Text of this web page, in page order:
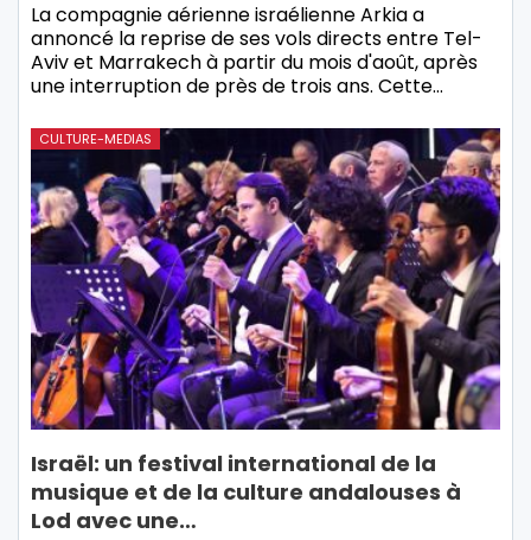
La compagnie aérienne israélienne Arkia a
annoncé la reprise de ses vols directs entre Tel-
Aviv et Marrakech à partir du mois d'août, après
une interruption de près de trois ans. Cette…
CULTURE-MEDIAS
Israël: un festival international de la
musique et de la culture andalouses à
Lod avec une…